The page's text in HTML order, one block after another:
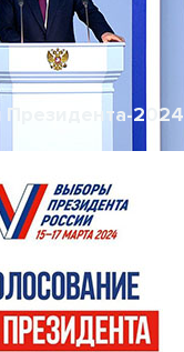
Президента-2024